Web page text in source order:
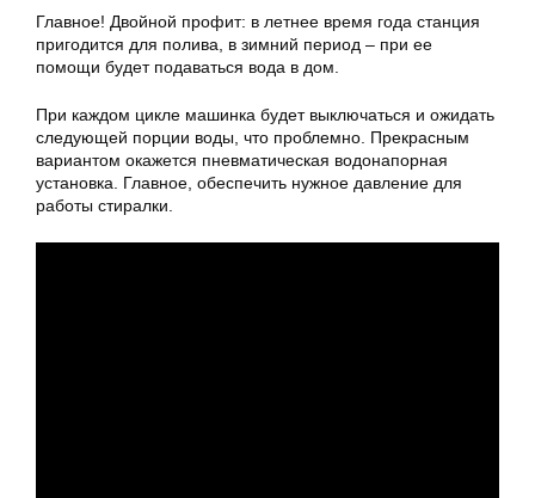
Главное! Двойной профит: в летнее время года станция
пригодится для полива, в зимний период – при ее
помощи будет подаваться вода в дом.
При каждом цикле машинка будет выключаться и ожидать
следующей порции воды, что проблемно. Прекрасным
вариантом окажется пневматическая водонапорная
установка. Главное, обеспечить нужное давление для
работы стиралки.